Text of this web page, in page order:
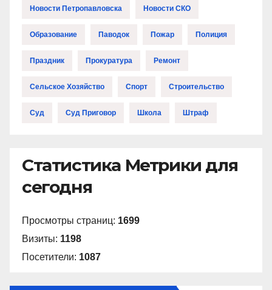
Новости Петропавловска Новости СКО
Образование Паводок Пожар Полиция
Праздник Прокуратура Ремонт
Сельское Хозяйство Спорт Строительство
Суд Суд Приговор Школа Штраф
Статистика Метрики для
сегодня
Просмотры страниц: 1699
Визиты: 1198
Посетители: 1087